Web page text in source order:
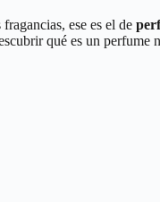
ese es el de
qué es un